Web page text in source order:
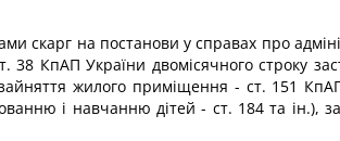
скарг на постанови у справах про
КпАП України двомісячного строку
жилого приміщення - ст. 151
і навчанню дітей - ст. 184 та ін.),